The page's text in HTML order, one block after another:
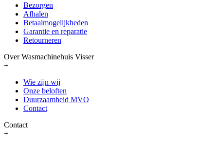
Bezorgen
Afhalen
Betaalmogelijkheden
Garantie en reparatie
Retourneren
Over Wasmachinehuis Visser
+
Wie zijn wij
Onze beloften
Duurzaamheid MVO
Contact
Contact
+